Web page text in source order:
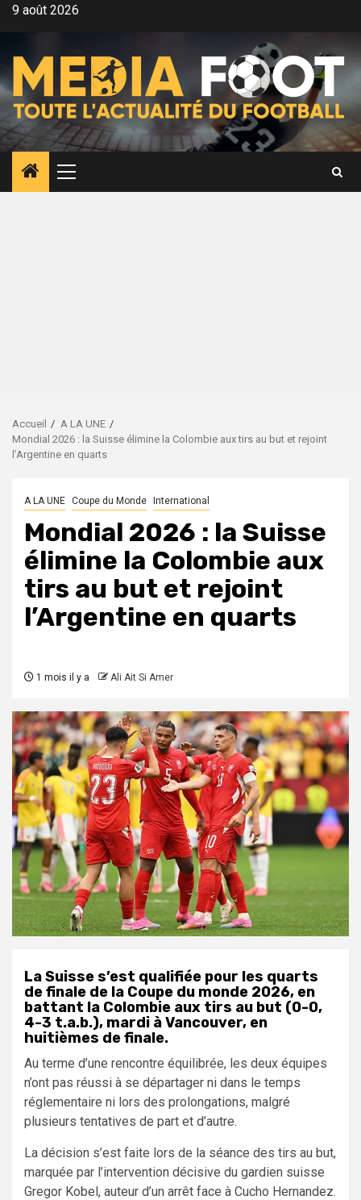
Aller9 août 2026
Menu
principal
Accueil
A LA UNE
Mondial 2026 : la Suisse élimine la Colombie aux tirs au but et rejoint
l’Argentine en quarts
A LA UNE Coupe du Monde International
Mondial 2026 : la Suisse
élimine la Colombie aux
tirs au but et rejoint
l’Argentine en quarts
1 mois il y a Ali Ait Si Amer
La Suisse s’est qualifiée pour les quarts
de finale de la Coupe du monde 2026, en
battant la Colombie aux tirs au but (0-0,
4-3 t.a.b.), mardi à Vancouver, en
huitièmes de finale.
Au terme d’une rencontre équilibrée, les deux équipes
n’ont pas réussi à se départager ni dans le temps
réglementaire ni lors des prolongations, malgré
plusieurs tentatives de part et d’autre.
La décision s’est faite lors de la séance des tirs au but,
marquée par l’intervention décisive du gardien suisse
Gregor Kobel, auteur d’un arrêt face à Cucho Hernandez.